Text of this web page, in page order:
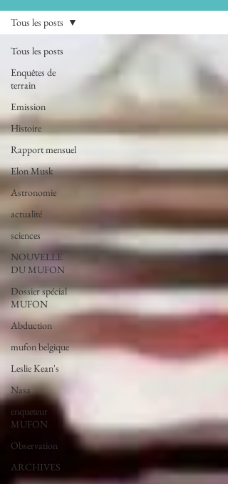
Tous les posts
Enquêtes de
terrain
Emission
Histoire
Rapport mensuel
Elon Musk
Astronomie
actualité
sciences
NOUVELLE
DU MUFON
Dossier spécial
MUFON
Abduction
mufon belgique
Leslie Kean's
Nasa
enqueteur
MUFON
Observation
ARCHIVES
Tous les posts